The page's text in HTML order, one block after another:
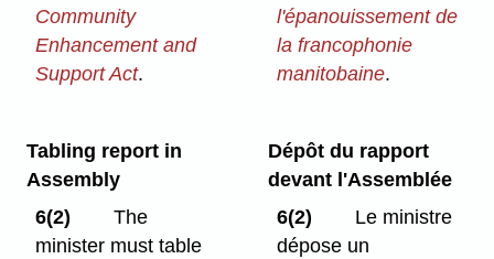
Community
Enhancement and
Support Act.
l'épanouissement de
la francophonie
manitobaine.
Tabling report in
Assembly
6(2)
The
minister must table
Dépôt du rapport
devant l'Assemblée
6(2)
Le ministre
dépose un